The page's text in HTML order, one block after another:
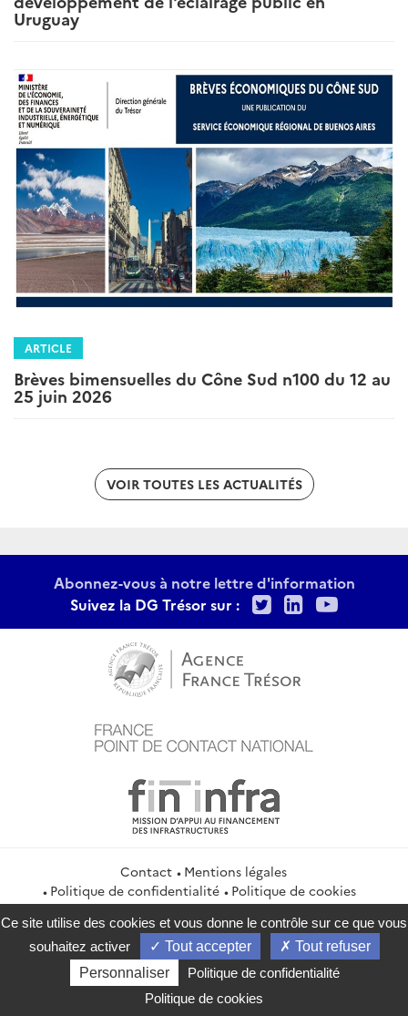
Uruguay
ARTICLE
Brèves bimensuelles du Cône Sud n100 du 12 au
25 juin 2026
VOIR TOUTES LES ACTUALITÉS
Abonnez-vous à notre lettre d'information
Suivez la DG Trésor sur :
TwitterLinkedIn
Contact
Mentions légales
Politique de confidentialité
Politique de cookies
Gestion des cookies
service-public.gouv.fr
legifrance.gouv.fr
info.gouv.fr
data.gouv.fr
2026 Direction générale du Trésor
Ce site utilise des cookies et vous donne le contrôle sur ce que vous
souhaitez activer
Tout accepter
Tout refuser
Personnaliser
Politique de confidentialité
Politique de cookies